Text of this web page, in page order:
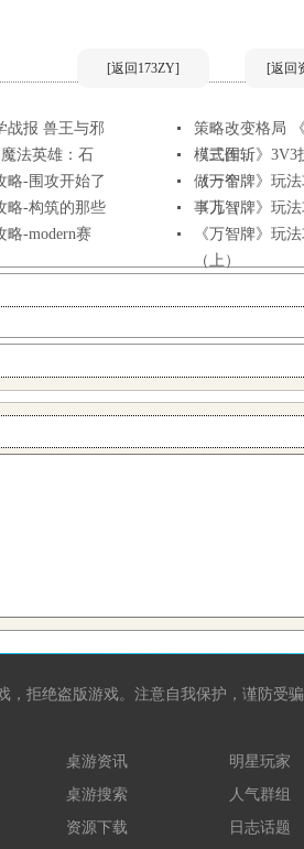
[返回173ZY] [返回
战报 兽王与邪
策略改变格局
模式作...
法英雄：石
《三国斩》3V3
做一个...
略-围攻开始了
《万智牌》玩
事儿（...
略-构筑的那些
《万智牌》玩
略-modern赛
《万智牌》玩
（上）
，拒绝盗版游戏。注意自我保护，谨防受
桌游资讯
桌游搜索
资源下载
明星玩家
人气群组
日志话题